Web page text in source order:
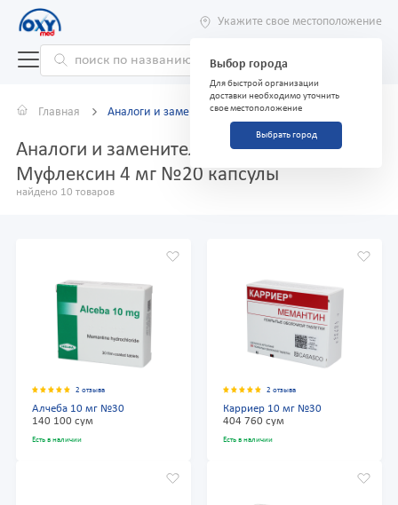
Укажите свое местоположение
Выбор города
Для быстрой организации
доставки необходимо уточнить
свое местоположение
Выбрать город
Главная Аналоги и заменители
Аналоги и заменители препарата
Муфлексин 4 мг №20 капсулы
найдено 10 товаров
2 отзыва
Алчеба 10 мг №30
140 100 сум
Есть в наличии
2 отзыва
Карриер 10 мг №30
404 760 сум
Есть в наличии